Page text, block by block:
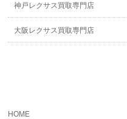
神戸レクサス買取専門店
大阪レクサス買取専門店
HOME